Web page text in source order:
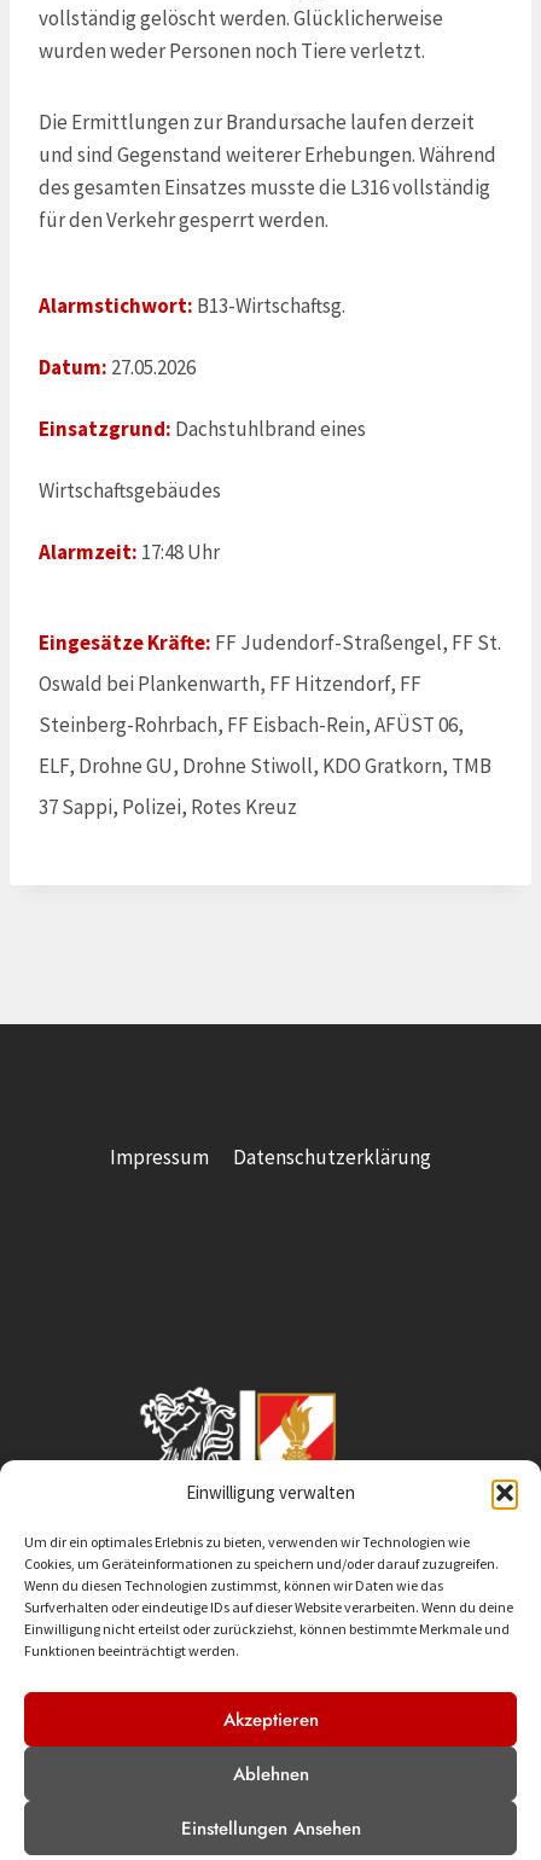
Einwilligung verwalten
Um dir ein optimales Erlebnis zu bieten, verwenden wir Technologien wie
Cookies, um Geräteinformationen zu speichern und/oder darauf zuzugreifen.
Wenn du diesen Technologien zustimmst, können wir Daten wie das
Surfverhalten oder eindeutige IDs auf dieser Website verarbeiten. Wenn du deine
Einwilligung nicht erteilst oder zurückziehst, können bestimmte Merkmale und
Funktionen beeinträchtigt werden.
Akzeptieren
Ablehnen
Einstellungen Ansehen
vollständig gelöscht werden. Glücklicherweise
wurden weder Personen noch Tiere verletzt.
Die Ermittlungen zur Brandursache laufen derzeit
und sind Gegenstand weiterer Erhebungen. Während
des gesamten Einsatzes musste die L316 vollständig
für den Verkehr gesperrt werden.
Alarmstichwort: B13-Wirtschaftsg.
Datum: 27.05.2026
Einsatzgrund: Dachstuhlbrand eines
Wirtschaftsgebäudes
Alarmzeit: 17:48 Uhr
Eingesätze Kräfte: FF Judendorf-Straßengel, FF St.
Oswald bei Plankenwarth, FF Hitzendorf, FF
Steinberg-Rohrbach, FF Eisbach-Rein, AFÜST 06,
ELF, Drohne GU, Drohne Stiwoll, KDO Gratkorn, TMB
37 Sappi, Polizei, Rotes Kreuz
Impressum Datenschutzerklärung